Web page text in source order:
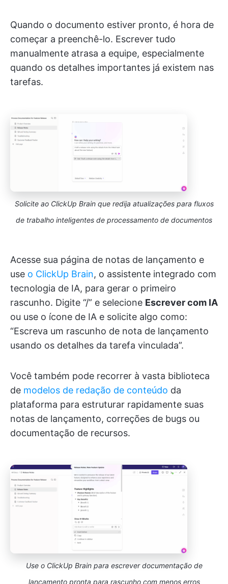
Quando o documento estiver pronto, é hora de
começar a preenchê-lo. Escrever tudo
manualmente atrasa a equipe, especialmente
quando os detalhes importantes já existem nas
tarefas.
Solicite ao ClickUp Brain que redija atualizações para fluxos
de trabalho inteligentes de processamento de documentos
Acesse sua página de notas de lançamento e
use o ClickUp Brain, o assistente integrado com
tecnologia de IA, para gerar o primeiro
rascunho. Digite “/” e selecione Escrever com IA
ou use o ícone de IA e solicite algo como:
“Escreva um rascunho de nota de lançamento
usando os detalhes da tarefa vinculada”.
Você também pode recorrer à vasta biblioteca
de modelos de redação de conteúdo da
plataforma para estruturar rapidamente suas
notas de lançamento, correções de bugs ou
documentação de recursos.
Use o ClickUp Brain para escrever documentação de
lançamento pronta para rascunho com menos erros